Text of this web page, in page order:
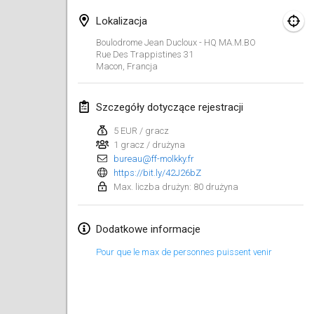
Lokalizacja
Boulodrome Jean Ducloux - HQ MA.M.BO
Rue Des Trappistines 31
Macon Francja
Szczegóły dotyczące rejestracji
5 EUR / gracz
1 gracz / drużyna
bureau@ff-molkky.fr
https://bit.ly/42J26bZ
Max. liczba drużyn: 80 drużyna
Dodatkowe informacje
Pour que le max de personnes puissent venir
luty 2023
Open Grégorien
4 lut 2023|Francja
4 lut 2023 |Finlandia
11 lut 2023 |Finlandia
Indoor de la CASAS
Francja